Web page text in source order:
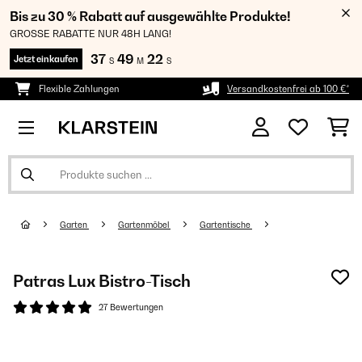
Bis zu 30 % Rabatt auf ausgewählte Produkte!
GROSSE RABATTE NUR 48H LANG!
Jetzt einkaufen 37 S 49 M 22 S
Flexible Zahlungen Versandkostenfrei ab 100 €*
Garten Gartenmöbel Gartentische
Patras Lux Bistro-Tisch
27 Bewertungen